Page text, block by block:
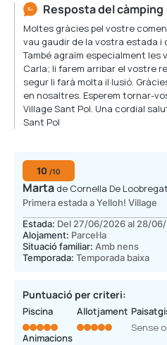
Resposta del càmping
Moltes gràcies pel vostre
vau gaudir de la vostra estada i
També agraïm especialment les
Carla; li farem arribar el vostre
segur li farà molta il·lusió.
en nosaltres. Esperem tornar-
Village Sant Pol. Una cordial
Sant Pol
10 /10
Marta de Cornella De Loobregat
Primera estada a Yelloh! Village
Estada: Del 27/06/2026 al 28/
Alojament: Parcel·la
Situació familiar: Amb nens
Temporada: Temporada baixa
Puntuació per criteri:
Piscina Allotjament
Sense
Animacions